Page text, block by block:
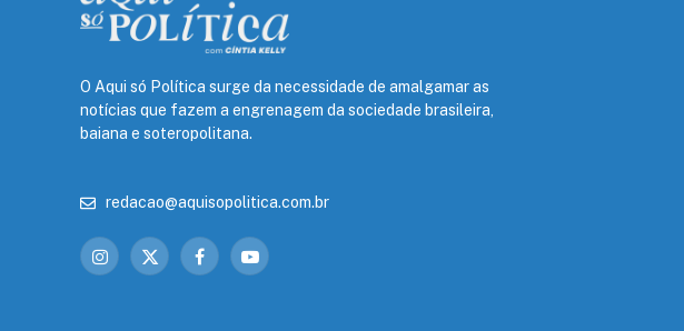
O Aqui só Política surge da necessidade de amalgamar as
notícias que fazem a engrenagem da sociedade brasileira,
baiana e soteropolitana.
redacao@aquisopolitica.com.br
Instagram
X
FacebookYouTube